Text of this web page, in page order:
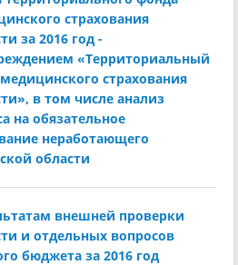
страхования
за 2016 год -
«Территориальный
страхования
в том числе анализ
на обязательное
неработающего
области
внешней проверки
и отдельных вопросов
бюджета за 2016 год